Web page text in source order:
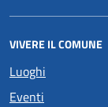
VIVERE IL COMUNE
Luoghi
Eventi